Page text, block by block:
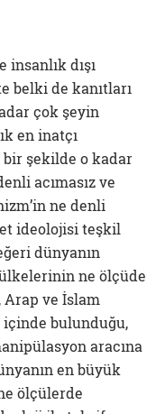
insanlık dışı
belki de kanıtları
çok şeyin
en inatçı
bir şekilde o kadar
acımasız ve
ne denli
ideolojisi teşkil
dünyanın
ülkelerinin ne ölçüde
ve İslam
içinde bulunduğu,
aracına
en büyük
ölçülerde